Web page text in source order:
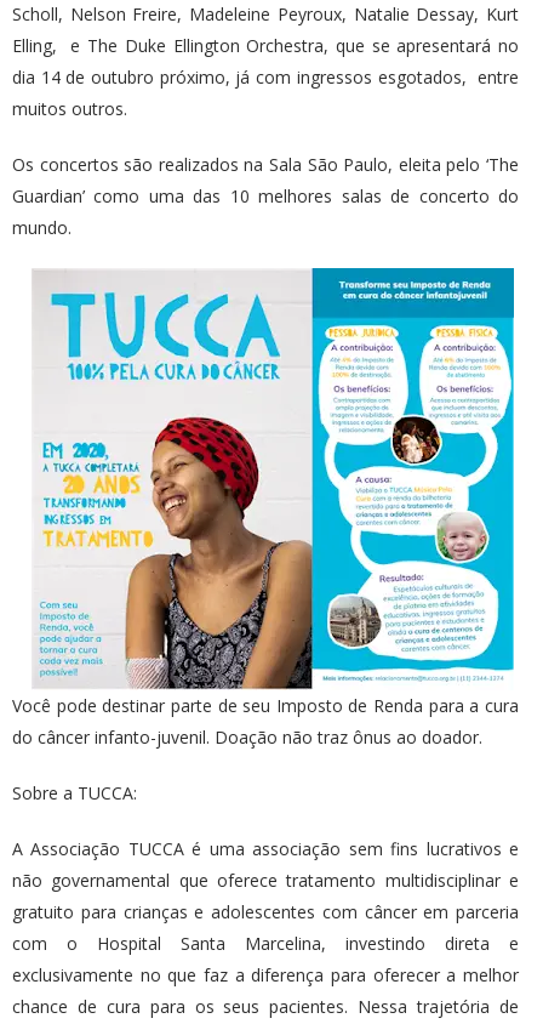
Scholl, Nelson Freire, Madeleine Peyroux, Natalie Dessay, Kurt
Elling, e The Duke Ellington Orchestra, que se apresentará no
dia 14 de outubro próximo, já com ingressos esgotados, entre
muitos outros.
Os concertos são realizados na Sala São Paulo, eleita pelo ‘The
Guardian’ como uma das 10 melhores salas de concerto do
mundo.
Você pode destinar parte de seu Imposto de Renda para a cura
do câncer infanto-juvenil. Doação não traz ônus ao doador.
Sobre a TUCCA:
A Associação TUCCA é uma associação sem fins lucrativos e
não governamental que oferece tratamento multidisciplinar e
gratuito para crianças e adolescentes com câncer em parceria
com o Hospital Santa Marcelina, investindo direta e
exclusivamente no que faz a diferença para oferecer a melhor
chance de cura para os seus pacientes. Nessa trajetória de